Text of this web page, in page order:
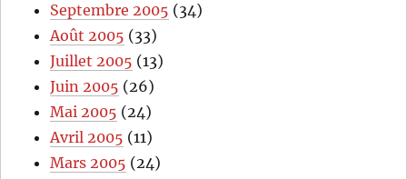
Septembre 2005 (34)
Août 2005 (33)
Juillet 2005 (13)
Juin 2005 (26)
Mai 2005 (24)
Avril 2005 (11)
Mars 2005 (24)